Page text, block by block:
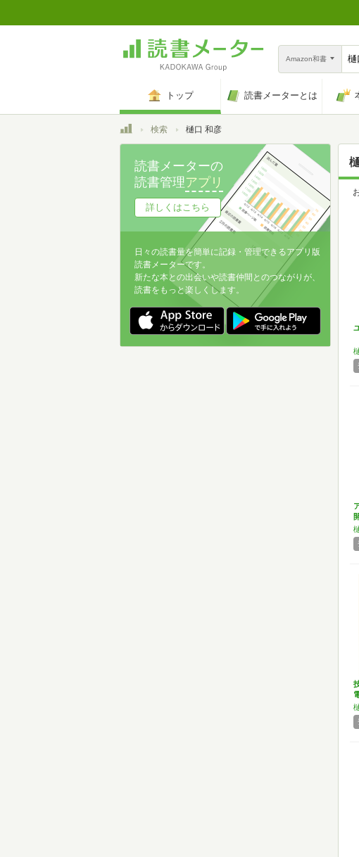
Amazon和書
トップ 読書メーターとは
トップ検索 樋口 和彦
2
読書メーターの
読書管理アプリ
詳しくはこちら
日々の読書量を簡単に記録・管理できるアプリ版
読書メーターです。
新たな本との出会いや読書仲間とのつながりが、
読書をもっと楽しくします。